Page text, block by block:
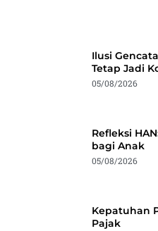
Ilusi
Tetap Jadi
05/08/2026
Refleksi
bagi Anak
05/08/2026
Kepatuhan
Pajak